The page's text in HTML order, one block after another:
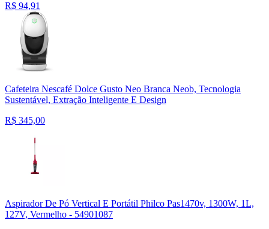
R$ 94,91
Cafeteira Nescafé Dolce Gusto Neo Branca Neob, Tecnologia
Sustentável, Extração Inteligente E Design
R$ 345,00
Aspirador De Pó Vertical E Portátil Philco Pas1470v, 1300W, 1L,
127V, Vermelho - 54901087